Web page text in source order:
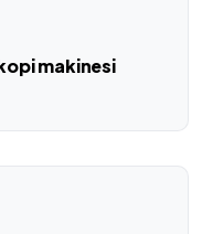
makinesi